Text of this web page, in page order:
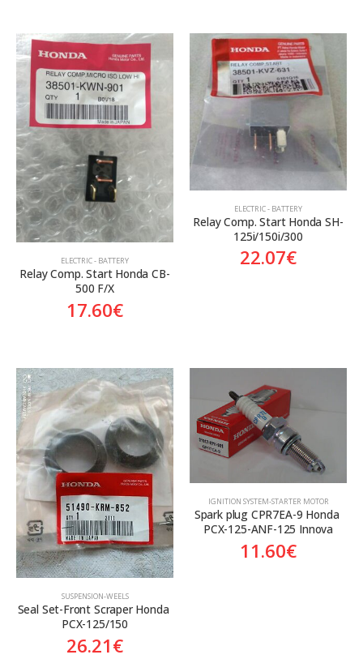
ELECTRIC - BATTERY
Relay Comp. Start Honda CB-
500 F/X
17.60€
ELECTRIC - BATTERY
Relay Comp. Start Honda SH-
125i/150i/300
22.07€
SUSPENSION-WEELS
Seal Set-Front Scraper Honda
PCX-125/150
26.21€
ΙGNITION SYSTEM-STARTER MOTOR
Spark plug CPR7EA-9 Honda
PCX-125-ANF-125 Innova
11.60€